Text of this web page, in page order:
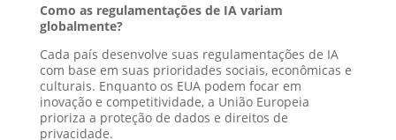
Como as regulamentações de IA variam
globalmente?
Cada país desenvolve suas regulamentações de IA
com base em suas prioridades sociais, econômicas e
culturais. Enquanto os EUA podem focar em
inovação e competitividade, a União Europeia
prioriza a proteção de dados e direitos de
privacidade.